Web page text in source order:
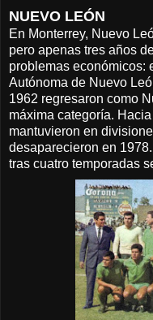
NUEVO LEÓN
En Monterrey, Nuevo
pero apenas tres años
problemas económicos:
Autónoma de Nuevo
1962 regresaron como
máxima categoría.
mantuvieron en
desaparecieron en
tras cuatro temporadas